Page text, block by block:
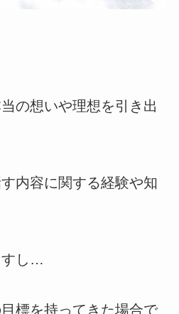
の想いや理想を引き出
内容に関する経験や知
すし…
標を持ってきた場合で